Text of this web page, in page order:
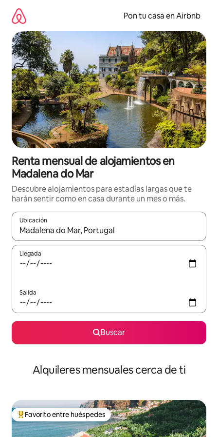
contenido
Pon tu casa en Airbnb
Renta mensual de alojamientos en
Madalena do Mar
Descubre alojamientos para estadías largas que te
harán sentir como en casa durante un mes o más.
Ubicación
Cuando los resultados estén disponibles, navega con las
Llegada
Salida
Buscar
Alquileres mensuales cerca de ti
Favorito entre huéspedes preferido
Favorito entre huéspedes